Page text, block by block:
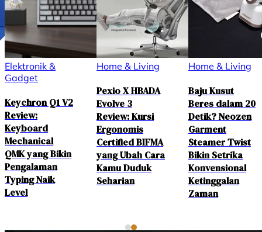
Pakaian
Wanita
Sebelum Beli
Car Seat Bayi,
Cek Dulu Fitur
BabyDoes
Driver Carseat
Ini
Home & Living
Mau Bikin
Ruangan Makin
Estetik? Kipas
Plafon LED Ini
Bisa Jadi
Andalan
Pakaian Pria
New York
Knicks Baru
Juara NBA! Ini
Topi Resmi
9FORTY yang
Wajib Ada di
Koleksi Fans